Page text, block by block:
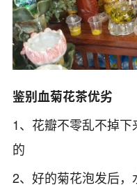
鉴别血菊花茶优劣
1、花瓣不零乱不掉
的
2、好的菊花泡发后